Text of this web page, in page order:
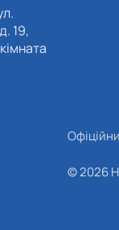
19,
© 2026